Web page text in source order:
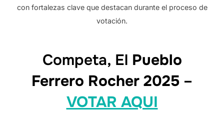
con fortalezas clave que destacan durante el proceso de
votación.
Competa, El Pueblo
Ferrero Rocher 2025 –
VOTAR AQUI